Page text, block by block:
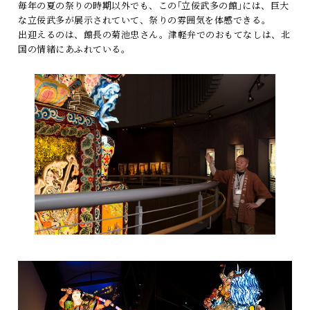
「TRAIN SUITE 四季島」に安心してご乗車いただくために
公式ソーシャルメディア｜ Instagram
毎年の夏の祭りの時期以外でも、この｢立佞武多の館｣には、巨大
な立佞武多が展示されていて、祭りの雰囲気を体感できる。
出迎えるのは、館長の菊池忠さん。津軽弁でのおもてなしは、北
国の情緒にあふれている。